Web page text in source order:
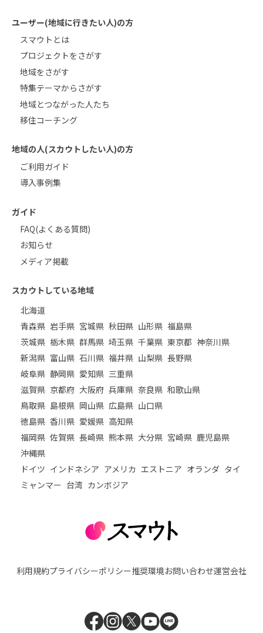
ユーザー(地域に行きたい人)の方
スマウトとは
プロジェクトをさがす
地域をさがす
特集テーマからさがす
地域とつながった人たち
移住コーチング
地域の人(スカウトしたい人)の方
ご利用ガイド
導入事例集
ガイド
FAQ(よくある質問)
お知らせ
メディア掲載
スカウトしている地域
北海道
青森県 岩手県 宮城県 秋田県 山形県 福島県
茨城県 栃木県 群馬県 埼玉県 千葉県 東京都 神奈川県
新潟県 富山県 石川県 福井県 山梨県 長野県
岐阜県 静岡県 愛知県 三重県
滋賀県 京都府 大阪府 兵庫県 奈良県 和歌山県
鳥取県 島根県 岡山県 広島県 山口県
徳島県 香川県 愛媛県 高知県
福岡県 佐賀県 長崎県 熊本県 大分県 宮崎県 鹿児島県
沖縄県
ドイツ インドネシア アメリカ エストニア オランダ タイ
ミャンマー 台湾 カンボジア
利用規約プライバシーポリシー推奨環境お問い合わせ運営会社